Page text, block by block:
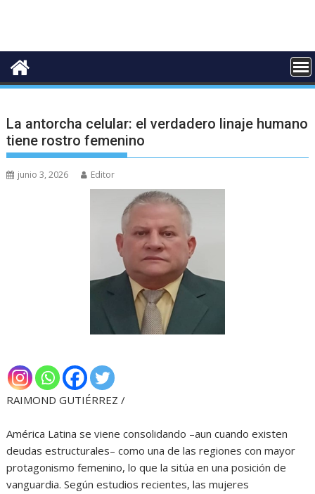
La antorcha celular: el verdadero linaje humano
tiene rostro femenino
junio 3, 2026 Editor
RAIMOND GUTIÉRREZ /
América Latina se viene consolidando –aun cuando existen
deudas estructurales– como una de las regiones con mayor
protagonismo femenino, lo que la sitúa en una posición de
vanguardia. Según estudios recientes, las mujeres